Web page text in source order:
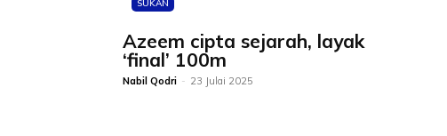
SUKAN
Azeem cipta sejarah, layak
‘final’ 100m
Nabil Qodri - 23 Julai 2025